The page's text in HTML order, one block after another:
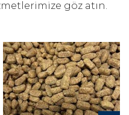
göz atın.